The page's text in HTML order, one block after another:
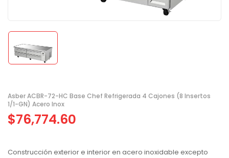
Asber ACBR-72-HC Base Chef Refrigerada 4 Cajones (8 Insertos
1/1-GN) Acero Inox
$76,774.60
Construcción exterior e interior en acero inoxidable excepto